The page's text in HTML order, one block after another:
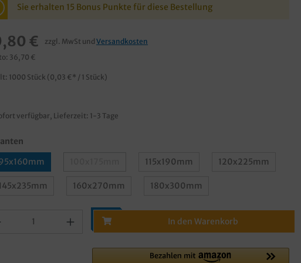
Sie erhalten 15 Bonus Punkte für diese Bestellung
€ zzgl. MwSt und Versandkosten
36,70 €
1000 Stück (0,03 €* / 1 Stück)
verfügbar, Lieferzeit: 1-3 Tage
115x190mm 120x225mm
160x270mm 180x300mm
In den Warenkorb